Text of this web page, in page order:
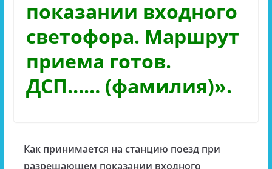
показании входного
светофора. Маршрут
приема готов.
ДСП…… (фамилия)».
Как принимается на станцию поезд при
разрешающем показании входного